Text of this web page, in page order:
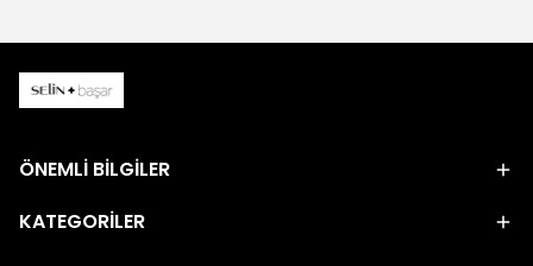
ÖNEMLİ BİLGİLER
KATEGORİLER